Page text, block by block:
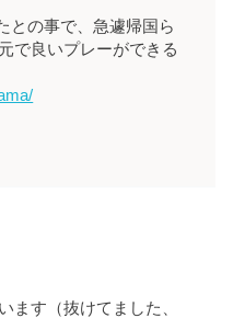
との事で、急遽帰国ら
で良いプレーができる
ます（抜けてました、